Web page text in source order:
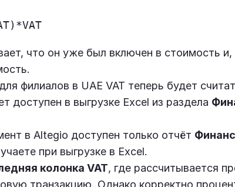
что он уже был включен в стоимость
филиалов в UAE VAT теперь будет
доступен в выгрузке Excel из раздела
в Altegio доступен только отчёт
при выгрузке в Excel.
колонка VAT, где рассчитывается
транзакцию. Однако корректно